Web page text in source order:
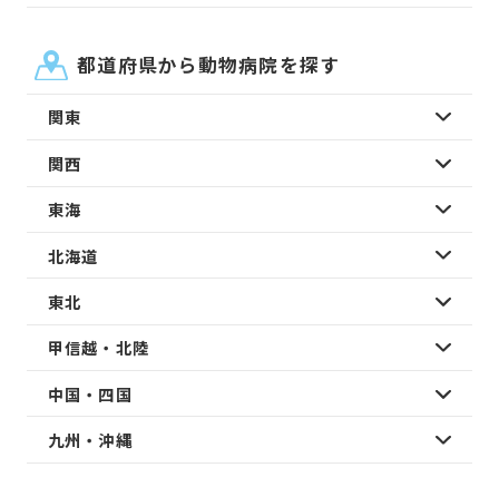
都道府県から動物病院を探す
関東
関西
東海
北海道
東北
甲信越・北陸
中国・四国
九州・沖縄